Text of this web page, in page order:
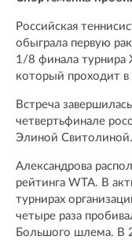
Российская
обыграла первую
1/8 финала турнира
который проходит в
Встреча
четвертьфинале
Элиной Свитолиной.
Александрова
рейтинга WTA. В
турнирах
четыре раза
Большого шлема. В